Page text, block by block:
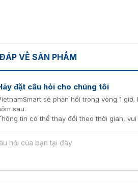
Camera giao thông
iDS-2CD7186G0/
là đơn vị cung cấp
khách có nhu cầu hoặc cần tư vấn
để được hỗ trợ và báo
VỀ SẢN PHẨM
đặt câu hỏi cho chúng tôi
sẽ phản hồi trong vòng 1
sau.
tin có thể thay đổi theo thời gian,